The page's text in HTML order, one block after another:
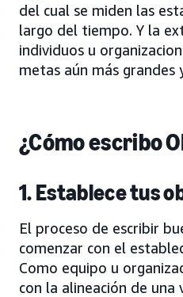
del cual se miden las
largo del tiempo. Y la
individuos u
metas aún más grandes
¿Cómo escribo
1. Establece tus
El proceso de escribir
comenzar con el
Como equipo u
con la alineación de una